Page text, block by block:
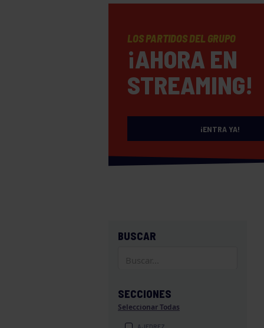
LOS PARTIDOS DEL GRUPO
¡AHORA EN
STREAMING!
¡ENTRA YA!
BUSCAR
SECCIONES
Seleccionar Todas
AJEDREZ